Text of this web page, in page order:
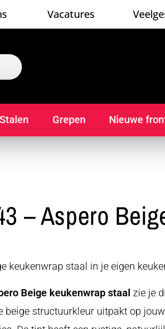
Vacatures
Stalen Grepen Nieuwe
– Aspero
keukenwrap staal in je eigen
Beige keukenwrap staal zie je
beige structuurkleur uitpakt op jouw